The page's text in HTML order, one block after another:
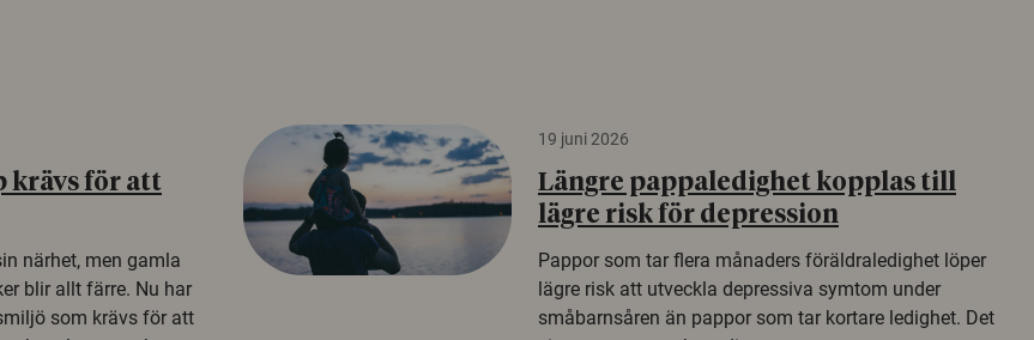
krävs för att
närhet, men gamla
blir allt färre. Nu har
som krävs för att
19 juni 2026
Längre pappaledighet kopplas till
lägre risk för depression
Pappor som tar flera månaders föräldraledighet löper
lägre risk att utveckla depressiva symtom under
småbarnsåren än pappor som tar kortare ledighet. Det